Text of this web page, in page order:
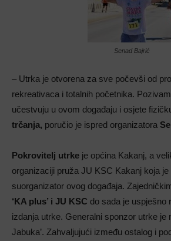
Senad Bajrić
– Utrka je otvorena za sve počevši od
rekreativaca i totalnih početnika.
učestvuju u ovom događaju i osjete
trčanja, poručio je ispred organizatora
Pokrovitelj utrke je općina Kakanj, a
organizaciji pruža JU KSC Kakanj koja je
suorganizator ovog događaja.
‘KA plus’ i JU KSC do sada je uspješno
izdanja utrke. Generalni sponzor utrke je
Jabuka’. Zahvaljujući između ostalog i